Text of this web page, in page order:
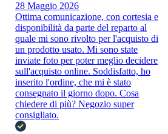
28 Maggio 2026
Ottima comunicazione, con cortesia e
disponibilità da parte del reparto al
quale mi sono rivolto per l'acquisto di
un prodotto usato. Mi sono state
inviate foto per poter meglio decidere
sull'acquisto online. Soddisfatto, ho
inserito l'ordine, che mi è stato
consegnato il giorno dopo. Cosa
chiedere di più? Negozio super
consigliato.